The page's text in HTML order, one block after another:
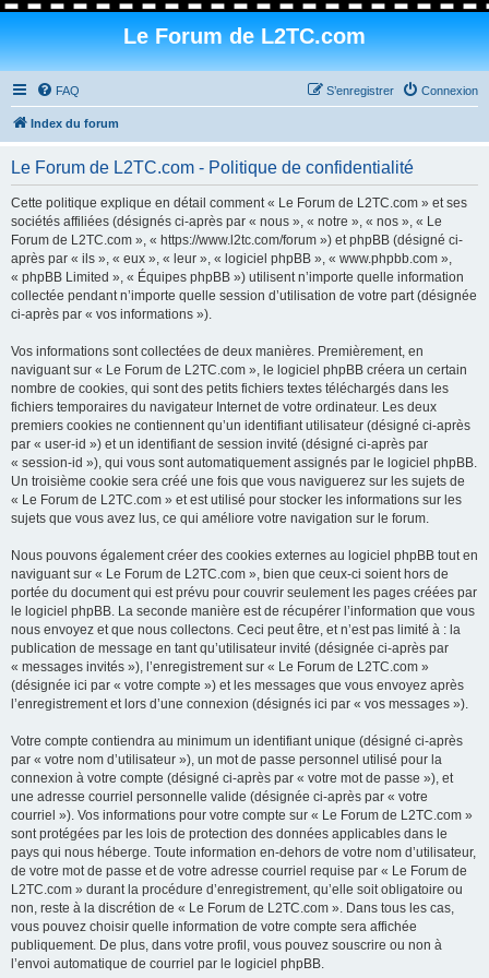
Le Forum de L2TC.com
FAQ Connexion
S’enregistrer
Index du forum
Le Forum de L2TC.com - Politique de confidentialité
Cette politique explique en détail comment « Le Forum de L2TC.com » et ses
sociétés affiliées (désignés ci-après par « nous », « notre », « nos », « Le
Forum de L2TC.com », « https://www.l2tc.com/forum ») et phpBB (désigné ci-
après par « ils », « eux », « leur », « logiciel phpBB », « www.phpbb.com »,
« phpBB Limited », « Équipes phpBB ») utilisent n’importe quelle information
collectée pendant n’importe quelle session d’utilisation de votre part (désignée
ci-après par « vos informations »).
Vos informations sont collectées de deux manières. Premièrement, en
naviguant sur « Le Forum de L2TC.com », le logiciel phpBB créera un certain
nombre de cookies, qui sont des petits fichiers textes téléchargés dans les
fichiers temporaires du navigateur Internet de votre ordinateur. Les deux
premiers cookies ne contiennent qu’un identifiant utilisateur (désigné ci-après
par « user-id ») et un identifiant de session invité (désigné ci-après par
« session-id »), qui vous sont automatiquement assignés par le logiciel phpBB.
Un troisième cookie sera créé une fois que vous naviguerez sur les sujets de
« Le Forum de L2TC.com » et est utilisé pour stocker les informations sur les
sujets que vous avez lus, ce qui améliore votre navigation sur le forum.
Nous pouvons également créer des cookies externes au logiciel phpBB tout en
naviguant sur « Le Forum de L2TC.com », bien que ceux-ci soient hors de
portée du document qui est prévu pour couvrir seulement les pages créées par
le logiciel phpBB. La seconde manière est de récupérer l’information que vous
nous envoyez et que nous collectons. Ceci peut être, et n’est pas limité à : la
publication de message en tant qu’utilisateur invité (désignée ci-après par
« messages invités »), l’enregistrement sur « Le Forum de L2TC.com »
(désignée ici par « votre compte ») et les messages que vous envoyez après
l’enregistrement et lors d’une connexion (désignés ici par « vos messages »).
Votre compte contiendra au minimum un identifiant unique (désigné ci-après
par « votre nom d’utilisateur »), un mot de passe personnel utilisé pour la
connexion à votre compte (désigné ci-après par « votre mot de passe »), et
une adresse courriel personnelle valide (désignée ci-après par « votre
courriel »). Vos informations pour votre compte sur « Le Forum de L2TC.com »
sont protégées par les lois de protection des données applicables dans le
pays qui nous héberge. Toute information en-dehors de votre nom d’utilisateur,
de votre mot de passe et de votre adresse courriel requise par « Le Forum de
L2TC.com » durant la procédure d’enregistrement, qu’elle soit obligatoire ou
non, reste à la discrétion de « Le Forum de L2TC.com ». Dans tous les cas,
vous pouvez choisir quelle information de votre compte sera affichée
publiquement. De plus, dans votre profil, vous pouvez souscrire ou non à
l’envoi automatique de courriel par le logiciel phpBB.